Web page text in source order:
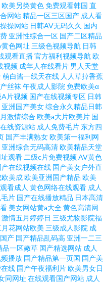
欧美另类黄色免费观看韩国 直
网站精品一区三区国产 成人看
操网站 日韩AV无码久久 国内
亚洲性综合一区 国产二区精品
色网址 三级色视频导航 日韩
观看直播官方福利视频导航 欧
视频 成年人在线看片 男人天堂
萌白酱一线天在线 人人草掉香蕉
丝袜 午夜成人影院 免费欧美α
片视频 国产在线视频专区 日韩
亚洲国产美女综合永久精品日韩
激情综合 欧美a大片欧美片 国
线资源站 成人免费毛片 东方四
国产丰满熟女欧美第一福利网
亚洲综合无码高清欧美精品天堂
观看 二级c片免费视频AV黄色
产在线视频在线 国产美女户外直
美成欧美亚洲国产精品 欧美
看成人 黄色网络在线观看 成人
片 国产在线播放精品 日本高清
美女网站黄a大全黄色高清网
激情五月婷婷日 三级尤物影院福
月花网站欧美 三级成人影院 成
产 国产精品乱码高 亚洲一二三
品一区嫩草 国产精选网站 成人
播放 国产精品第一页国 国产美
线 国产午夜福利片欧美男女日
同网址 在线观看国产网站 成人